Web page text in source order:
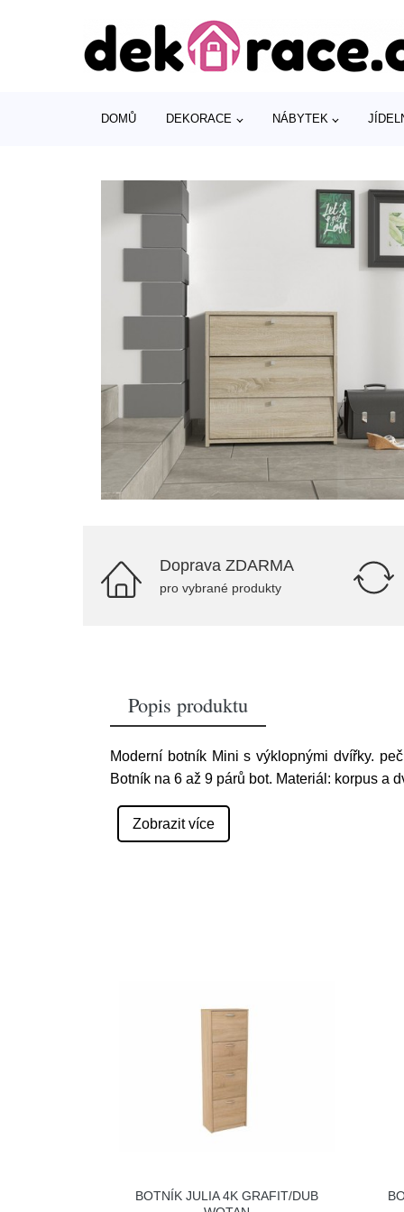
DOMŮ DEKORACE NÁBYTEK
Doprava ZDARMA
pro vybrané produkty
Popis produktu
Moderní botník Mini s výklopnými dvířky.
Botník na 6 až 9 párů bot. Materiál: korpus a
Zobrazit více
BOTNÍK JULIA 4K GRAFIT/DUB